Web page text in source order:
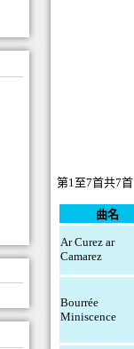
第1至7首共7首
曲名
Ar Curez ar
Camarez
Bourrée
Miniscence